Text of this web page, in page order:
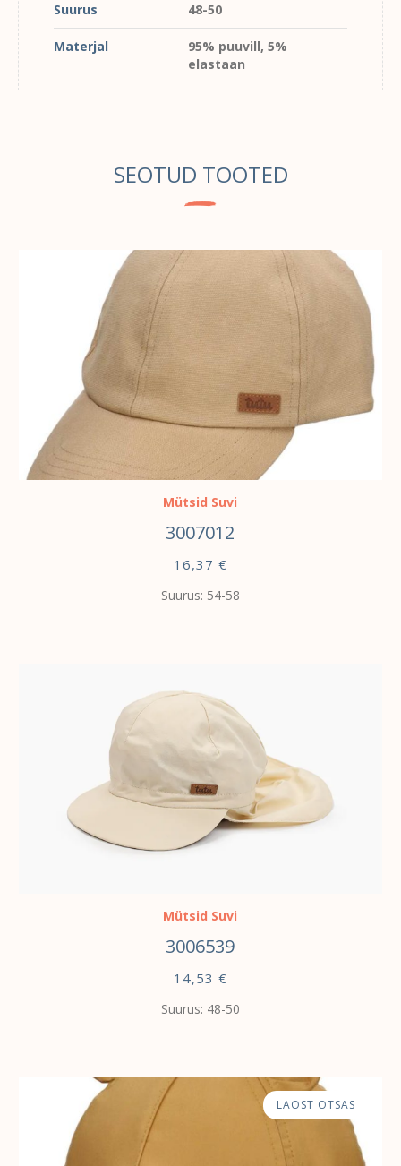
Suurus 48-50
Materjal
95% puuvill, 5%
elastaan
SEOTUD TOOTED
Mütsid Suvi
3007012
16,37 €
Suurus: 54-58
Mütsid Suvi
3006539
14,53 €
Suurus: 48-50
LAOST OTSAS